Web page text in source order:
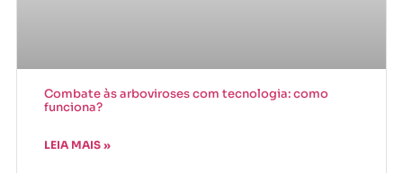
Combate às arboviroses com tecnologia: como
funciona?
LEIA MAIS »